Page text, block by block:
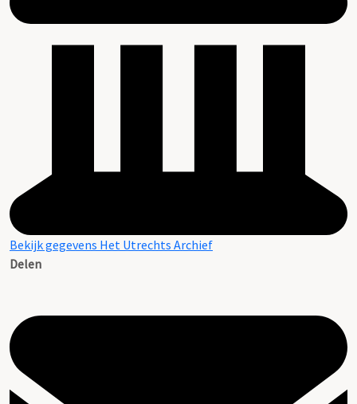
Bekijk gegevens Het Utrechts Archief
Delen